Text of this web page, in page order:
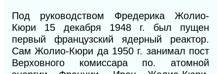
Под руководством Фредерика Жолио-
Кюри 15 декабря 1948 г. был пущен
первый французский ядерный реактор.
Сам Жолио-Кюри да 1950 г. занимал пост
Верховного комиссара по. атомной